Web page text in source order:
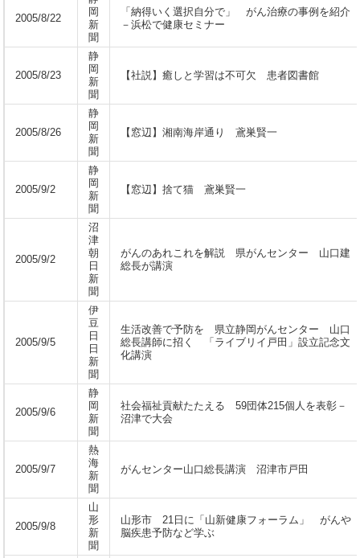
2005/8/22
岡
新
聞
「納得いく選択自分で」 がん治療の事例を紹介
－浜松で健康セミナー
2005/8/23
静
岡
新
聞
【社説】癒しと学習は不可欠 患者図書館
2005/8/26
静
岡
新
聞
【窓辺】湘南海岸通り 鳶巣賢一
2005/9/2
静
岡
新
聞
【窓辺】捨て猫 鳶巣賢一
2005/9/2
沼
津
朝
日
新
聞
がんのあれこれを解説 県がんセンター 山口建
総長が講演
2005/9/5
伊
豆
日
日
新
聞
生活改善で予防を 県立静岡がんセンター 山口
総長講師に招く 「ライブリイ戸田」設立記念文
化講演
2005/9/6
静
岡
新
聞
社会福祉貢献たたえる 59団体215個人を表彰－
沼津で大会
2005/9/7
熱
海
新
聞
がんセンター山口総長講演 沼津市戸田
2005/9/8
山
形
新
聞
山形市 21日に「山新健康フォーラム」 がんや
脳疾患予防など学ぶ